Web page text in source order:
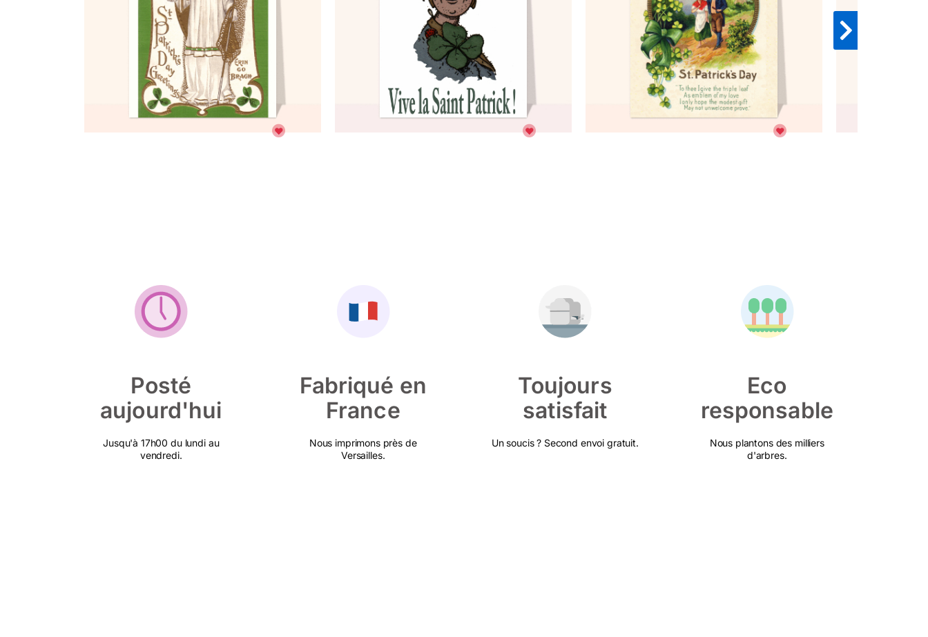
Posté
aujourd'hui
Jusqu'à 17h00 du lundi au
vendredi.
Fabriqué en
France
Nous imprimons près de
Versailles.
Toujours
satisfait
Un soucis ? Second envoi gratuit.
Eco
responsable
Nous plantons des milliers
d'arbres.